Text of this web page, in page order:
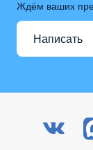
Ждём ваших
Написать